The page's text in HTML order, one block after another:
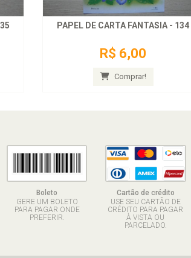
PAPEL DE CARTA FANTASIA - 134
R$ 6,00
Comprar!
Boleto
GERE UM BOLETO
PARA PAGAR ONDE
PREFERIR.
Cartão de crédito
USE SEU CARTÃO DE
CRÉDITO PARA PAGAR
À VISTA OU
PARCELADO.